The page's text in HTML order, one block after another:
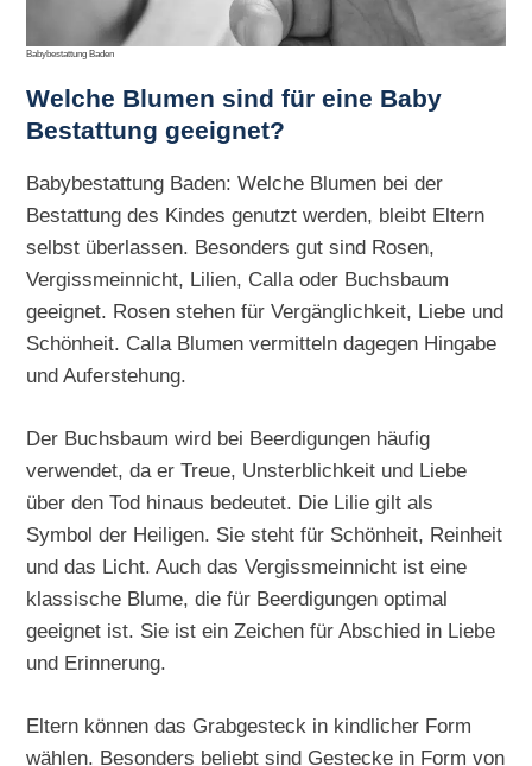
Babybestattung Baden
Welche Blumen sind für eine Baby
Bestattung geeignet?
Babybestattung Baden: Welche Blumen bei der
Bestattung des Kindes genutzt werden, bleibt Eltern
selbst überlassen. Besonders gut sind Rosen,
Vergissmeinnicht, Lilien, Calla oder Buchsbaum
geeignet. Rosen stehen für Vergänglichkeit, Liebe und
Schönheit. Calla Blumen vermitteln dagegen Hingabe
und Auferstehung.
Der Buchsbaum wird bei Beerdigungen häufig
verwendet, da er Treue, Unsterblichkeit und Liebe
über den Tod hinaus bedeutet. Die Lilie gilt als
Symbol der Heiligen. Sie steht für Schönheit, Reinheit
und das Licht. Auch das Vergissmeinnicht ist eine
klassische Blume, die für Beerdigungen optimal
geeignet ist. Sie ist ein Zeichen für Abschied in Liebe
und Erinnerung.
Eltern können das Grabgesteck in kindlicher Form
wählen. Besonders beliebt sind Gestecke in Form von